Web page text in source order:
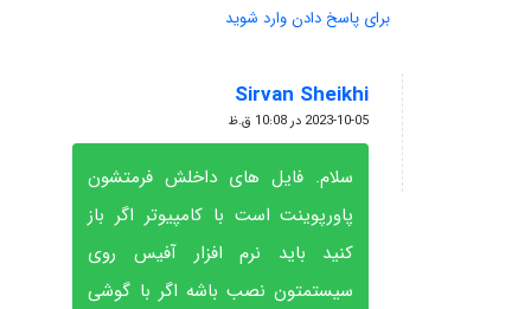
برای پاسخ دادن وارد شوید
Sirvan Sheikhi
گفته:
2023-10-05 در 10:08 ق.ظ
سلام. فایل های داخلش فرمتشون
پاورپوینت است با کامپیوتر اگر باز
کنید باید نرم افزار آفیس روی
سیستمتون نصب باشه اگر با گوشی